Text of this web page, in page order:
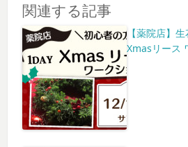
関連する記事
【薬院店】
Xmasリース